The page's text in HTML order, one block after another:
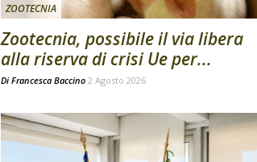
ZOOTECNIA
Zootecnia, possibile il via libera
alla riserva di crisi Ue per...
Di Francesca Baccino 2 Agosto 2026